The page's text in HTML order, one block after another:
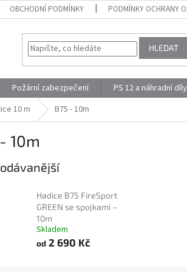
OBCHODNÍ PODMÍNKY PODMÍNKY OCHRANY
HLEDAT
Požární zabezpečení PS 12 a náhradní díly
10 m B75 - 10m
10m
Hadice B75 FireSport
GREEN se spojkami –
10m
Skladem
od 2 690 Kč